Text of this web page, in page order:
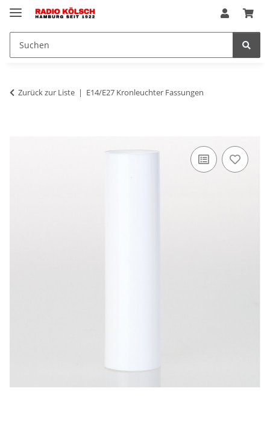
Zurück zur Liste E14/E27 Kronleuchter Fassungen